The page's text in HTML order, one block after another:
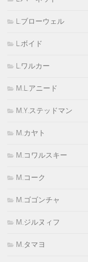
L.ブローウェル
L.ボイド
L.ワルカー
M.L.アニード
M.Y.ステッドマン
M.カヤト
M.コワルスキー
M.コーク
M.ゴゴンチャ
M.ジルヌィフ
M.タマヨ